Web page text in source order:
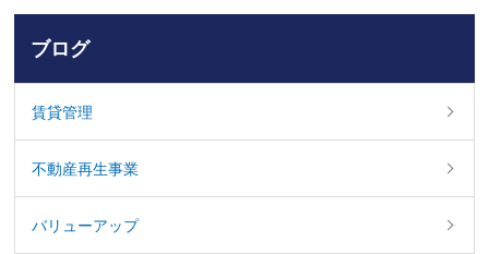
ブログ
賃貸管理
不動産再生事業
バリューアップ